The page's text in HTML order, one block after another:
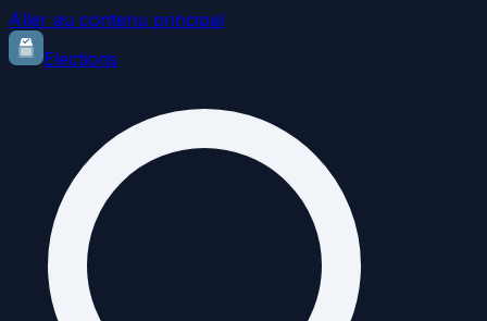
Aller au contenu principal
Elections